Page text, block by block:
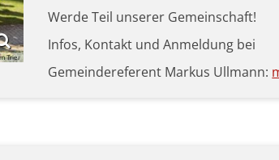
Trier
Werde Teil unserer Gemeinschaft!
Infos, Kontakt und Anmeldung bei
Gemeindereferent Markus Ullmann: